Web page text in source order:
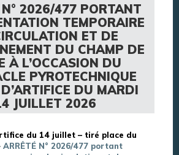
2026/477 PORTANT
TEMPORAIRE
ET DE
DU CHAMP DE
À L’OCCASION DU
PYROTECHNIQUE
DU MARDI
JUILLET 2026
du 14 juillet – tiré place du
ARRÊTÉ N° 2026/477 portant